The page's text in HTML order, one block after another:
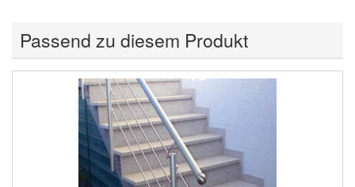
Passend zu diesem Produkt